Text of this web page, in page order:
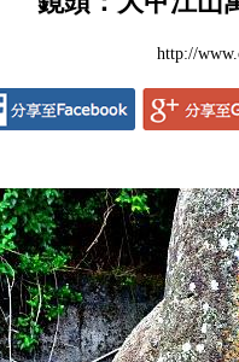
http://